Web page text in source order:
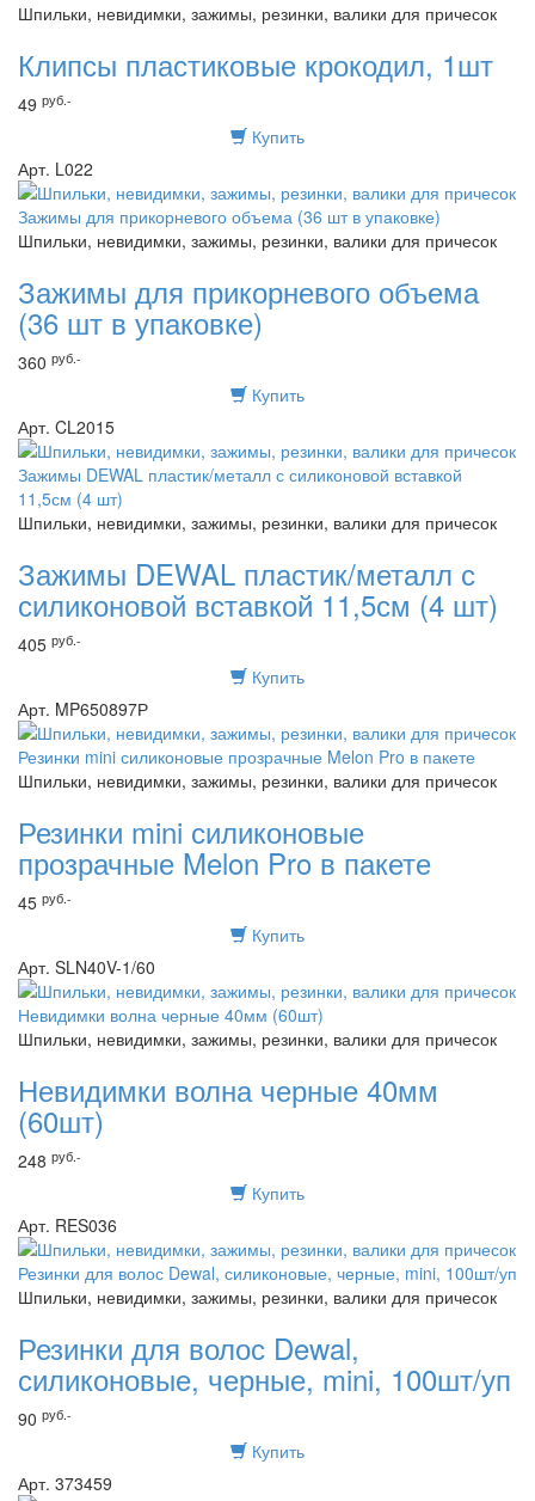
Шпильки, невидимки, зажимы, резинки, валики для причесок
Клипсы пластиковые крокодил, 1шт
49 руб.-
Купить
Арт. L022
Шпильки, невидимки, зажимы, резинки, валики для причесок
Зажимы для прикорневого объема
(36 шт в упаковке)
360 руб.-
Купить
Арт. CL2015
Шпильки, невидимки, зажимы, резинки, валики для причесок
Зажимы DEWAL пластик/металл с
силиконовой вставкой 11,5см (4 шт)
405 руб.-
Купить
Арт. MP650897Р
Шпильки, невидимки, зажимы, резинки, валики для причесок
Резинки mini силиконовые
прозрачные Melon Pro в пакете
45 руб.-
Купить
Арт. SLN40V-1/60
Шпильки, невидимки, зажимы, резинки, валики для причесок
Невидимки волна черные 40мм
(60шт)
248 руб.-
Купить
Арт. RES036
Шпильки, невидимки, зажимы, резинки, валики для причесок
Резинки для волос Dewal,
силиконовые, черные, mini, 100шт/уп
90 руб.-
Купить
Арт. 373459